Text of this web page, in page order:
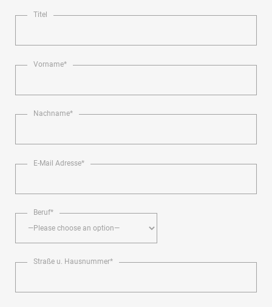
Titel
Vorname*
Nachname*
E-Mail Adresse*
Beruf*
Straße u. Hausnummer*